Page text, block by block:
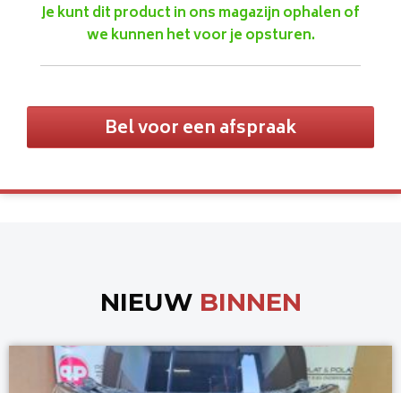
Je kunt dit product in ons magazijn ophalen of
we kunnen het voor je opsturen.
Bel voor een afspraak
NIEUW BINNEN